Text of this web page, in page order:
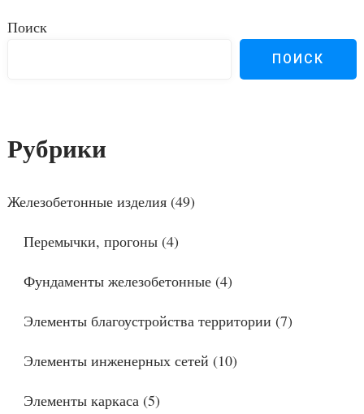
Поиск
ПОИСК
Рубрики
Железобетонные изделия(49)
Перемычки, прогоны(4)
Фундаменты железобетонные(4)
Элементы благоустройства территории (7)
Элементы инженерных сетей (10)
Элементы каркаса (5)